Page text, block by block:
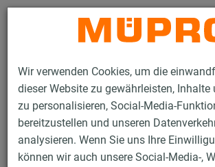
Wir verwenden Cookies, um die
dieser Website zu gewährleisten, Inhalte
zu personalisieren, Social-Media-
bereitzustellen und unseren
analysieren. Wenn Sie uns Ihre
können wir auch unsere Social-Media-,
Produkte Befestigungstechnik Montageteile